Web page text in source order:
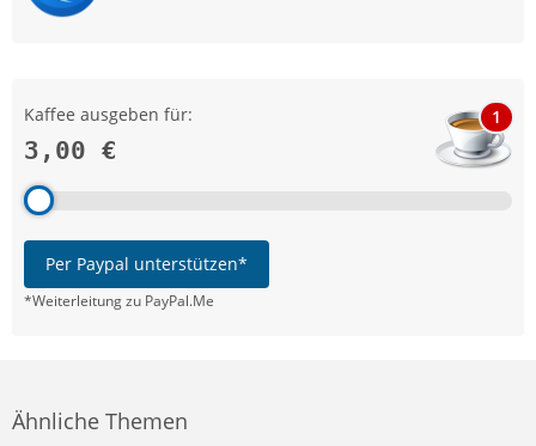
Kaffee ausgeben für:
3,00 €
1
Per Paypal unterstützen*
*Weiterleitung zu PayPal.Me
Ähnliche Themen